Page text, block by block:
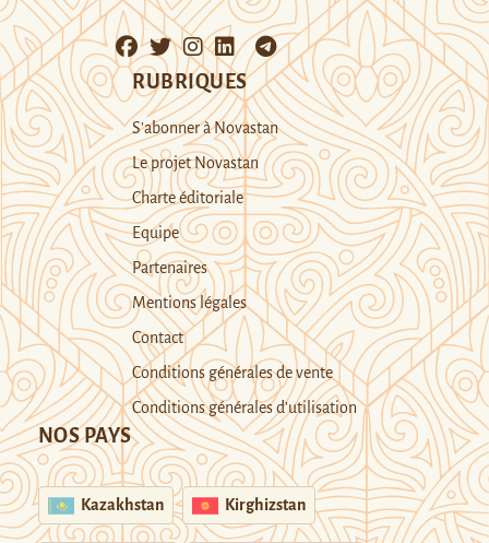
RUBRIQUES
S’abonner à Novastan
Le projet Novastan
Charte éditoriale
Equipe
Partenaires
Mentions légales
Contact
Conditions générales de vente
Conditions générales d’utilisation
NOS PAYS
Kazakhstan Kirghizstan